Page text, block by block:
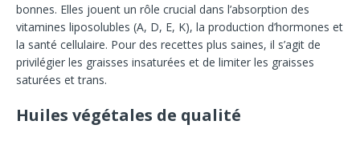
bonnes. Elles jouent un rôle crucial dans l’absorption des
vitamines liposolubles (A, D, E, K), la production d’hormones et
la santé cellulaire. Pour des recettes plus saines, il s’agit de
privilégier les graisses insaturées et de limiter les graisses
saturées et trans.
Huiles végétales de qualité